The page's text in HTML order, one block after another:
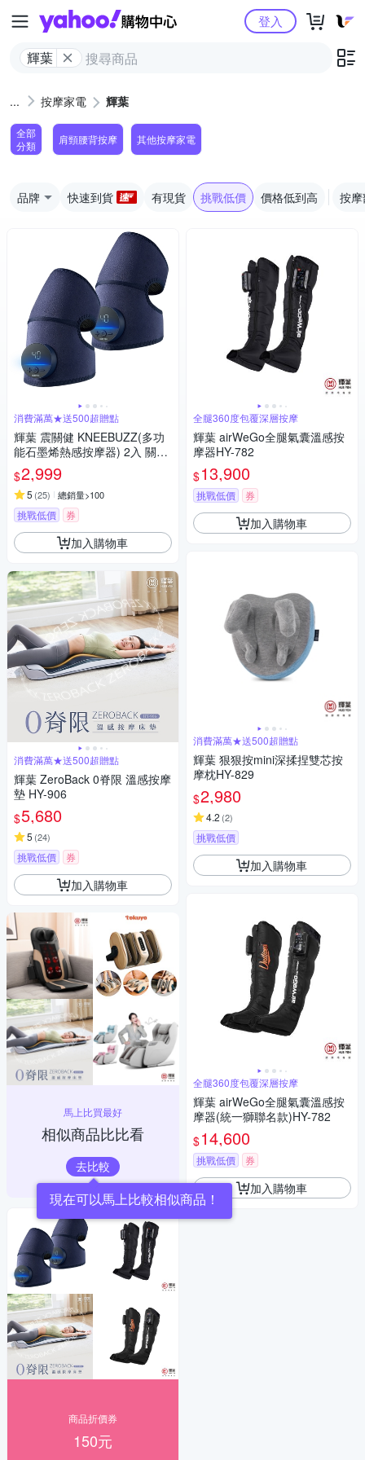
Yahoo購物中心
輝葉
登入
按摩家電 輝葉
全部
分類
肩頸腰背按摩 其他按摩家電
品牌 快速到貨 有現貨 挑戰低價 價格低到高 按
消費滿萬★送500超贈點
輝葉 震關健 KNEEBUZZ(多功
能石墨烯熱感按摩器) 2入 關節
按摩 膝蓋按摩 HY-762
$2,999
5 (25) 總銷量>100
挑戰低價 券
加入購物車
消費滿萬★送500超贈點
輝葉 ZeroBack 0脊限 溫感按摩
墊 HY-906
$5,680
5 (24)
挑戰低價 券
加入購物車
馬上比買最好
相似商品比比看
去比較
現在可以馬上比較相似商品！
商品折價券
150元
全腿360度包覆深層按摩
輝葉 airWeGo全腿氣囊溫感按
摩器HY-782
$13,900
挑戰低價 券
加入購物車
消費滿萬★送500超贈點
輝葉 狠狠按mini深揉捏雙芯按
摩枕HY-829
$2,980
4.2 (2)
挑戰低價
加入購物車
全腿360度包覆深層按摩
輝葉 airWeGo全腿氣囊溫感按
摩器(統一獅聯名款)HY-782
$14,600
挑戰低價 券
加入購物車